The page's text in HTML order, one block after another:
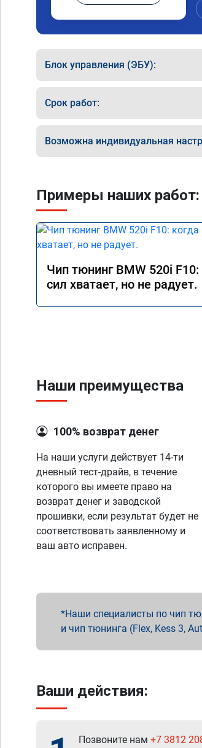
Блок управления (ЭБУ):
Срок работ:
Возможна индивидуальная
Примеры наших работ:
Чип тюнинг BMW 520i F10:
сил хватает, но не радует.
Наши преимущества
100% возврат денег
На наши услуги действует 14-ти
дневный тест-драйв, в течение
которого вы имеете право на
возврат денег и заводской
прошивки, если результат будет не
соответствовать заявленному и
ваш авто исправен.
Наши специалисты по чип
и чип тюнинга (Flex, Kess 3,
Ваши действия:
Позвоните нам +7 3812